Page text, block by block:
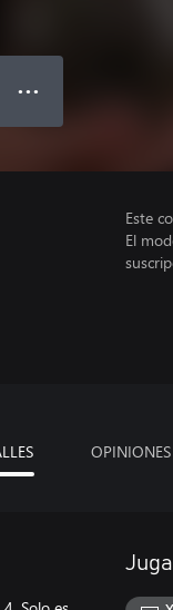
● ● ●
Este
El
OPINIONES